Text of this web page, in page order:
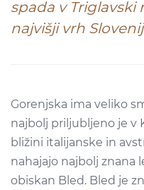
spada v Triglavski
najvišji vrh
Gorenjska ima veliko
najbolj priljubljeno je v
bližini italijanske in
nahajajo najbolj znana
obiskan Bled. Bled je